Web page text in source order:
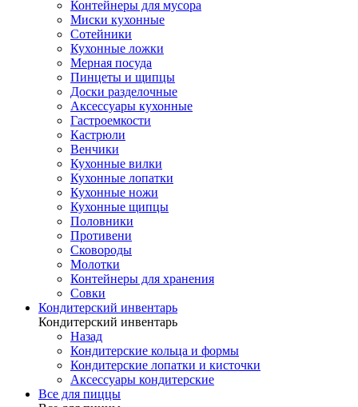
Контейнеры для мусора
Миски кухонные
Сотейники
Кухонные ложки
Мерная посуда
Пинцеты и щипцы
Доски разделочные
Аксессуары кухонные
Гастроемкости
Кастрюли
Венчики
Кухонные вилки
Кухонные лопатки
Кухонные ножи
Кухонные щипцы
Половники
Противени
Сковороды
Молотки
Контейнеры для хранения
Совки
Кондитерский инвентарь
Кондитерский инвентарь
Назад
Кондитерские кольца и формы
Кондитерские лопатки и кисточки
Аксессуары кондитерские
Все для пиццы